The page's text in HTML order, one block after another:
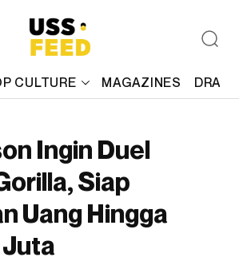
CULTURE MAGAZINES
Ingin Duel
Siap
Uang Hingga